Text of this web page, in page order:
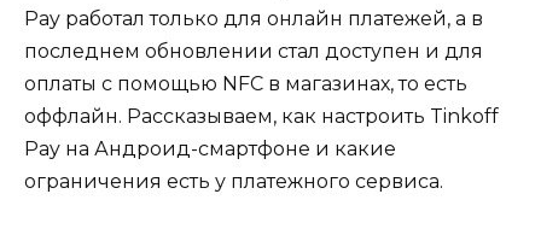
Pay работал только для онлайн платежей, а в
последнем обновлении стал доступен и для
оплаты с помощью NFC в магазинах, то есть
оффлайн. Рассказываем, как настроить Tinkoff
Pay на Андроид-смартфоне и какие
ограничения есть у платежного сервиса.